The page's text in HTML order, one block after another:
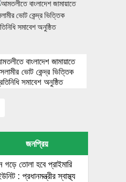
বাংলাদেশ জামায়াতে
ভোট কেন্দ্র ভিত্তিক
সমাবেশ অনুষ্ঠিত
জনপ্রিয়
গড়ে তোলা হবে প্রাইমারি
: প্রধানমন্ত্রীর স্বাস্থ্য